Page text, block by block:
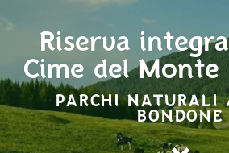
Riserva
Cime del Monte
PARCHI NATURALI
BONDONE